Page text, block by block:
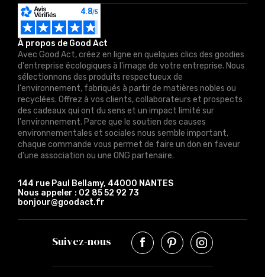
À propos de Good Act
Avec Good Act, créez en ligne en quelques clics des goodies
d'entreprise écologiques à l'image de votre entreprise. Nous
sélectionnons des produits respectueux de
l'environnement, fabriqués à partir de matières nobles ou
recyclées. Offrez à vos clients, collaborateurs et prospects
des cadeaux qui ont du sens et un impact limité sur
l'environnement. Parce que le soutien des causes
environnementales et sociales nous semble important,
chaque commande vous permet de faire un don en faveur
d'une association ou une ONG partenaire.
144 rue Paul Bellamy, 44000 NANTES
Nous appeler : 02 85 52 92 73
bonjour@goodact.fr
Suivez-nous